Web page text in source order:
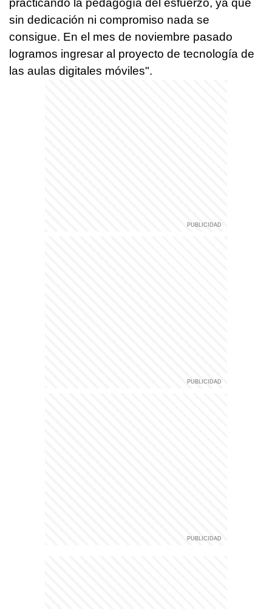
practicando la pedagogía del esfuerzo, ya que
sin dedicación ni compromiso nada se
consigue. En el mes de noviembre pasado
logramos ingresar al proyecto de tecnología de
las aulas digitales móviles".